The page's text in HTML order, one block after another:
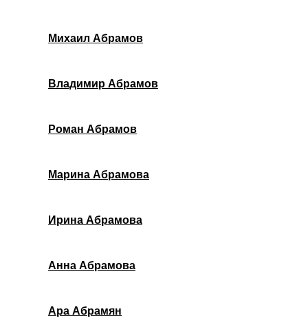
Михаил Абрамов
Владимир Абрамов
Роман Абрамов
Марина Абрамова
Ирина Абрамова
Анна Абрамова
Ара Абрамян